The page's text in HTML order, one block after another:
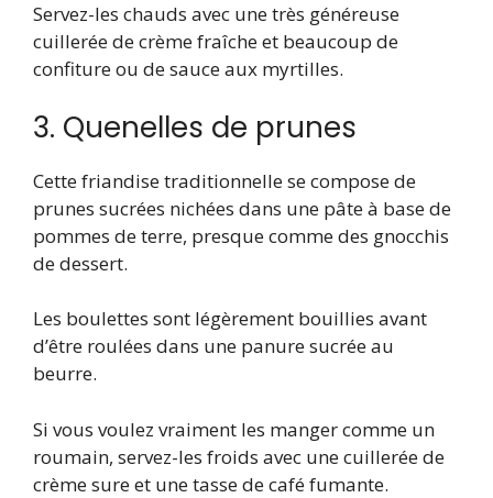
Servez-les chauds avec une très généreuse
cuillerée de crème fraîche et beaucoup de
confiture ou de sauce aux myrtilles.
3. Quenelles de prunes
Cette friandise traditionnelle se compose de
prunes sucrées nichées dans une pâte à base de
pommes de terre, presque comme des gnocchis
de dessert.
Les boulettes sont légèrement bouillies avant
d’être roulées dans une panure sucrée au
beurre.
Si vous voulez vraiment les manger comme un
roumain, servez-les froids avec une cuillerée de
crème sure et une tasse de café fumante.